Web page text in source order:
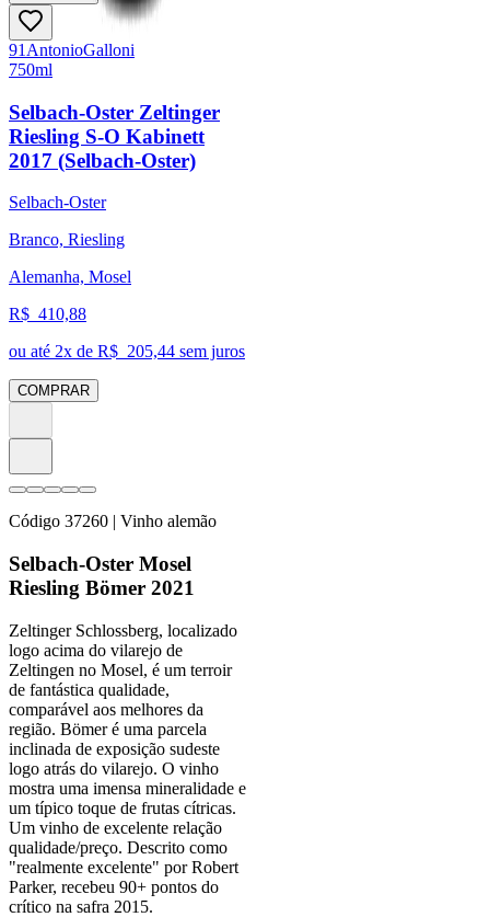
91 AntonioGalloni
750ml
Selbach-Oster Zeltinger
Riesling S-O Kabinett
2017 (Selbach-Oster)
Selbach-Oster
Branco, Riesling
Alemanha, Mosel
R$ 410,88
ou até 2x de R$ 205,44 sem juros
COMPRAR
Código 37260 | Vinho alemão
Selbach-Oster Mosel
Riesling Bömer 2021
Zeltinger Schlossberg, localizado
logo acima do vilarejo de
Zeltingen no Mosel, é um terroir
de fantástica qualidade,
comparável aos melhores da
região. Bömer é uma parcela
inclinada de exposição sudeste
logo atrás do vilarejo. O vinho
mostra uma imensa mineralidade e
um típico toque de frutas cítricas.
Um vinho de excelente relação
qualidade/preço. Descrito como
"realmente excelente" por Robert
Parker, recebeu 90+ pontos do
crítico na safra 2015.